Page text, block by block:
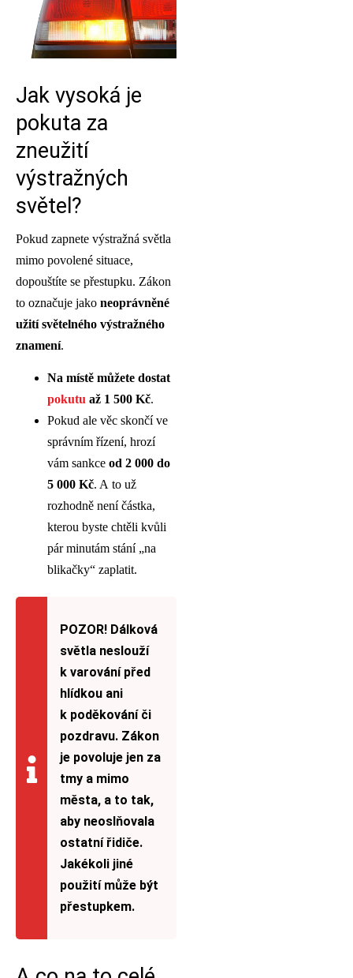
Jak vysoká je
pokuta za
zneužití
výstražných
světel?
Pokud zapnete výstražná světla
mimo povolené situace,
dopouštíte se přestupku. Zákon
to označuje jako neoprávněné
užití světelného výstražného
znamení.
Na místě můžete dostat
pokutu až 1 500 Kč.
Pokud ale věc skončí ve
správním řízení, hrozí
vám sankce od 2 000 do
5 000 Kč. A to už
rozhodně není částka,
kterou byste chtěli kvůli
pár minutám stání „na
blikačky“ zaplatit.
POZOR! Dálková
světla neslouží
k varování před
hlídkou ani
k poděkování či
pozdravu. Zákon
je povoluje jen za
tmy a mimo
města, a to tak,
aby neoslňovala
ostatní řidiče.
Jakékoli jiné
použití může být
přestupkem.